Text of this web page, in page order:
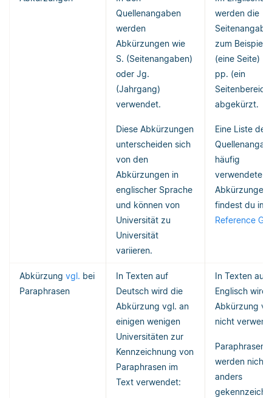
Quellenangaben
werden
Abkürzungen wie
S. (Seitenangaben)
oder Jg.
(Jahrgang)
verwendet.
Diese Abkürzungen
unterscheiden sich
von den
Abkürzungen in
englischer Sprache
und können von
Universität zu
Universität
variieren.
werden die
zum Beispiel
(eine Seite)
pp. (ein
Seitenbereich)
abgekürzt.
Eine Liste der
häufig
verwendeten
Abkürzungen
findest du im
Reference
Abkürzung vgl. bei
Paraphrasen
In Texten auf
Deutsch wird die
Abkürzung vgl. an
einigen wenigen
Universitäten zur
Kennzeichnung von
Paraphrasen im
Text verwendet:
In Texten auf
Englisch wird
Abkürzung
nicht
Paraphrasen
werden nicht
anders